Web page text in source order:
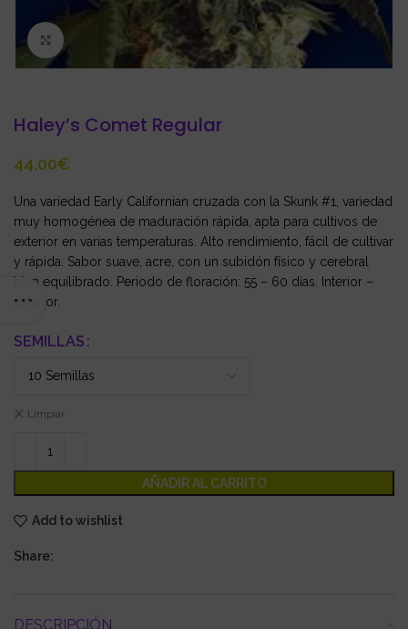
Click to enlarge
Haley’s Comet Regular
€
Una variedad Early Californian cruzada con la Skunk #1, variedad
muy homogénea de maduración rápida, apta para cultivos de
exterior en varias temperaturas. Alto rendimiento, fácil de cultivar
y rápida. Sabor suave, acre, con un subidón físico y cerebral
bien equilibrado. Periodo de floración: 55 – 60 días. Interior –
exterior.
SEMILLAS
Limpiar
AÑADIR AL CARRITO
Add to wishlist
Share:
DESCRIPCIÓN